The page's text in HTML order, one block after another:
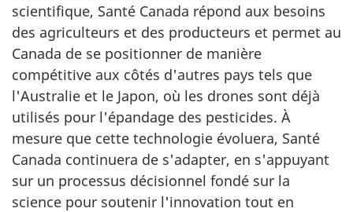
scientifique, Santé Canada répond aux besoins
des agriculteurs et des producteurs et permet au
Canada de se positionner de manière
compétitive aux côtés d'autres pays tels que
l'Australie et le Japon, où les drones sont déjà
utilisés pour l'épandage des pesticides. À
mesure que cette technologie évoluera, Santé
Canada continuera de s'adapter, en s'appuyant
sur un processus décisionnel fondé sur la
science pour soutenir l'innovation tout en